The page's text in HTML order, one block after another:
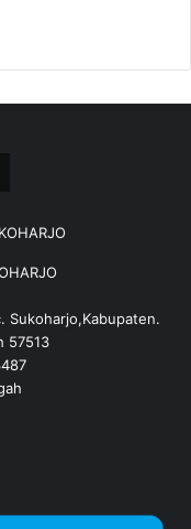
Sukoharjo,Kabupaten.
57513